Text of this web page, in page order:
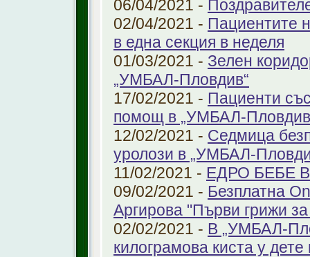
06/04/2021 -
02/04/2021 - Пациентите
в една секция в неделя
01/03/2021 - Зелен
„УМБАЛ-Пловдив“
17/02/2021 - Пациенти
помощ в „УМБАЛ-
12/02/2021 - Седмица
уролози в „УМБАЛ-
11/02/2021 - ЕДРО БЕБЕ
09/02/2021 - Безплатна
Аргирова "Първи грижи
02/02/2021 - В „УМБАЛ-
килограмова киста у дете